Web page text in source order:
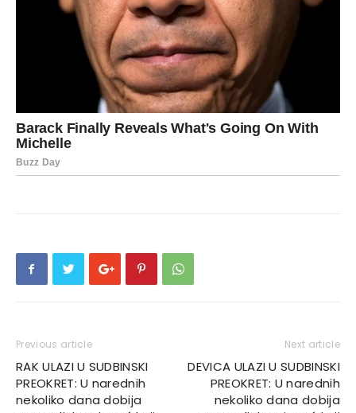
Previous article
RAK ULAZI U SUDBINSKI
PREOKRET: U narednih
nekoliko dana dobija
Next article
DEVICA ULAZI U SUDBINSKI
PREOKRET: U narednih
nekoliko dana dobija